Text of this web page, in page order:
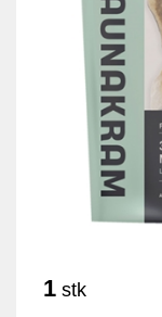
1 stk